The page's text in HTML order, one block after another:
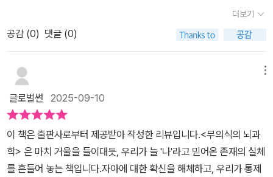
해, 나에 대한 이해는 학문적이기만 한 것이 아니라 본질과 현상이랄
까를 모두 아우르는 총체여야 할 수 있으니 이성에만 영향을 주는 이
해일 수 없고 우리의 일상 자체에도 강력한 영향을 주게 된다고 생각
한다. 본서에 대한 이해는 머리로 하겠지만 본서의 연구가 주는 이점
리의 일상과 이상을 총체적으로 이해하는 자체가 우리를 좀 더 심리
적으로도 이성적으로도 일상적으로도 트이게 만들 것이다. 본서의 서
술은 이상 현상을 다루기도 일상의 습관과 기억과 꿈과 행동을 다루
기도 하며 우리의 자아의식을 조망하게 하는데 이 책이 다루고 있는
이 보낸 정보는 전부 눈을 통해 들어온 것이라고 생각한다. 시각겉질
은 저장된 지식과 기억을 이용해 서로 다른 신호 조각들을 하나의 이
야기로 연결해 통일된 시각적 장면을 만들려고 애쓴다. 그 시각적 장
면은 우리가 경험하는 꿈이다. 뇌는 최선을 다해 이야기를 만든다. 뇌
의 무의식계는 패턴을 찾아내고, 다음 패턴을 예측하며, 맥락의 실마
리를 이용해 불완전한 그림의 빈틈을 메우는 뛰어난 재주가 있다. 어
쩌면 이런 활동이 총체적으로 작용해 무의식이 수신한 누더기 신호를
바느질해 꿈속 풍경으로 엮어내는 것일 수도 있다. 이렇게 해서 사고,
기억, 두려움, 바람으로 맞춰 이은 조각보가 우리의 정신을 차지하고
가끔은 은유적인 이야기까지 탄생하게 된다. 그렇다고는 해도 우리의
고이 두 시스템이 어떤 식으로 동시에 작동하는지더 중요하게는 어떻
게 상호작용해서 우리의 경험을 만들어내고 자아의식을 유지시키는
지막에 저자는 우리에게 숙제를 남겨주었는데...​뇌 연구가 발전할수
록 블랙박스를 파헤치는 여정도 계속되어야 한다. 집단 아이디어를
충분히 활용해 사고와 행동 패턴이 신경과학 메커니즘에 꼭 맞는 지
점을 찾아야 한다. 증거는 거기에 있다. 이제 빈틈을 채우는 것은 우리
의 몫이다. - page 380​꿈, 습관, 기억, 환상, 다중인격 등 우리 삶과
밀접한 주제로 익숙한 경험부터 신경질환의 놀라운 사례까지, 신경과
같은 걸로 신의 영역을 넘보는 것이 무섭고, 이성의 상징이었던 '뇌'
도 이제는 분석의 대상이 될 정도로 발전하였다. 심지어 그 뇌 속에서
일어나는 이성의 일들을 넘어 이제는 알 수없는 무의식의 영역까지
으로 '무의식은 뇌의 일부가 아니라 거의 모든 것이다' 라고 말한다.
우리가 인식하는 의식보다 무의식이 훨씬 더 거대하다는 것은 알고
있었지만 그정도라고? 과거 프로이트와 융이 심리학과 정신분석학에
서 밝힌 의식과 무의식의 관계를 보면 무의식은 단순한 본능이나 숨
더보기
공감 (0) 댓글 (0)
글로벌썬 2025-09-10
이 책은 출판사로부터 제공받아 작성한 리뷰입니다.<무의식의 뇌과
학> 은 마치 거울을 들이대듯, 우리가 늘 '나'라고 믿어온 존재의 실체
를 흔들어 놓는 책입니다.자아에 대한 확신을 해체하고, 우리가 통제